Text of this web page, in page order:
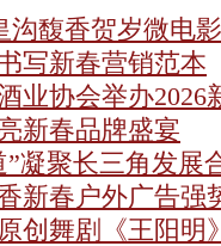
沟馥香贺岁微电影
写新春营销范本
业协会举办2026
新春品牌盛宴
凝聚长三角发展
新春户外广告强
创舞剧《王阳明